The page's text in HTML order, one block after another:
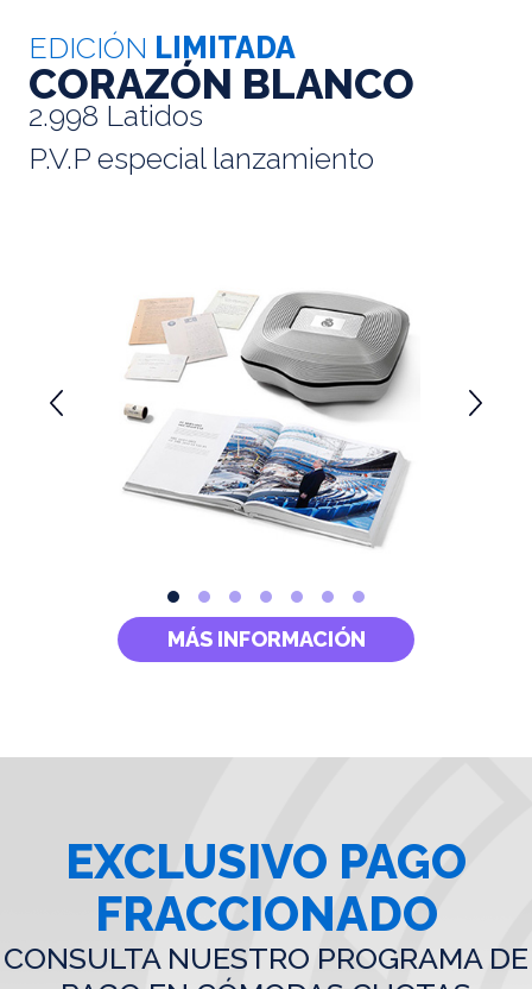
EDICIÓN LIMITADA
CORAZÓN BLANCO
2.998 Latidos
P.V.P especial lanzamiento
MÁS INFORMACIÓN
EXCLUSIVO PAGO
FRACCIONADO
CONSULTA NUESTRO PROGRAMA DE